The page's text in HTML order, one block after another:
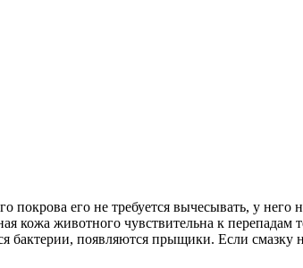
его не требуется вычесывать, у него
кожа животного чувствительна к перепадам
бактерии, появляются прыщики. Если смазку